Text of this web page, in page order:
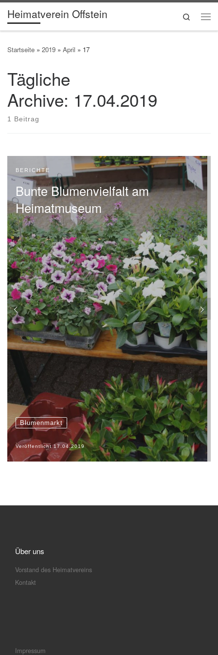
Zum Inhalt springen
Heimatverein Offstein
Search
Startseite » 2019 » April » 17
Tägliche
Archive: 17.04.2019
1 Beitrag
BERICHTE
Bunte Blumenvielfalt am
Heimatmuseum
Blumenmarkt
Veröffentlicht17.04.2019
Über uns
Vorstand des Heimatvereins
Kontakt
Impressum